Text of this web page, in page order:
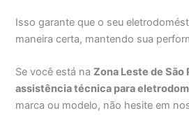
Isso garante que o seu
maneira certa, mantendo sua
Se você está naZona Leste de São
assistência técnica para
marca ou modelo, não hesite em